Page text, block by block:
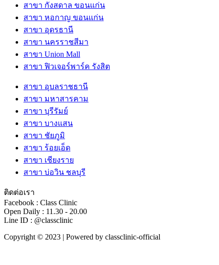
สาขา กังสดาล ขอนแก่น
สาขา หอกาญ ขอนแก่น
สาขา อุดรธานี
สาขา นครราชสีมา
สาขา Union Mall
สาขา ฟิวเจอร์พาร์ค รังสิต
สาขา อุบลราชธานี
สาขา มหาสารคาม
สาขา บุรีรัมย์
สาขา บางแสน
สาขา ชัยภูมิ
สาขา ร้อยเอ็ด
สาขา เชียงราย
สาขา บ่อวิน ชลบุรี
ติดต่อเรา
Facebook : Class Clinic
Open Daily : 11.30 - 20.00
Line ID : @classclinic​
Copyright © 2023 | Powered by classclinic-official